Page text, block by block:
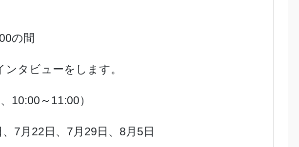
の間
タビューをします。
10:00～11:00）
7月22日、7月29日、8月5日